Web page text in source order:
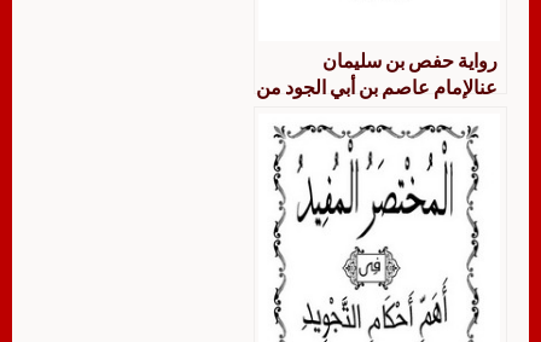
رواية حفص بن سليمان
عنالإمام عاصم بن أبي الجود من
الرواية